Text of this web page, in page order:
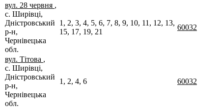
вул. 28 червня ,
с. Ширівці,
Дністровський
р-н,
Чернівецька
обл.
1, 2, 3, 4, 5, 6, 7, 8, 9, 10, 11, 12, 13,
15, 17, 19, 21
60032
вул. Тітова ,
с. Ширівці,
Дністровський
р-н,
Чернівецька
обл.
1, 2, 4, 6 60032